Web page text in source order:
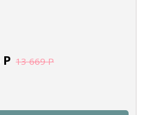
Р 13 669Р